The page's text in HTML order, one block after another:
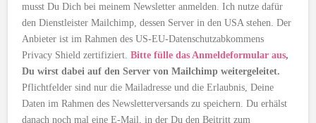
musst Du Dich bei meinem Newsletter anmelden. Ich nutze dafür
den Dienstleister Mailchimp, dessen Server in den USA stehen. Der
Anbieter ist im Rahmen des US-EU-Datenschutzabkommens
Privacy Shield zertifiziert.Bitte fülle das Anmeldeformular aus,
Du wirst dabei auf den Server von Mailchimp weitergeleitet.
Pflichtfelder sind nur die Mailadresse und die Erlaubnis, Deine
Daten im Rahmen des Newsletterversands zu speichern. Du erhälst
danach noch mal eine E-Mail, in der Du den Beitritt zum